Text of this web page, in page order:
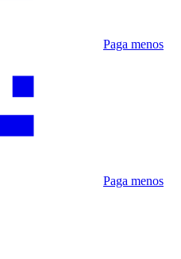
Paga menos
Paga menos